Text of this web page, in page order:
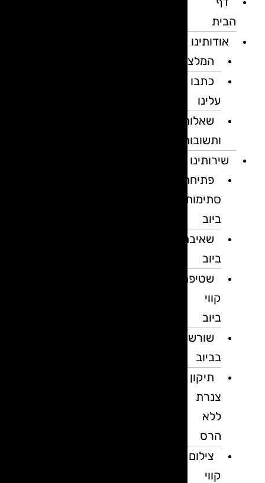
הבית
אודותינו
המלצות
כתבו
עלינו
שאלות
ותשובות
שירותינו
פתיחת
סתימות
ביוב
שאיבת
ביוב
שטיפת
קווי
ביוב
שורשים
בביוב
תיקון
צנרת
ללא
הרס
צילום
קווי